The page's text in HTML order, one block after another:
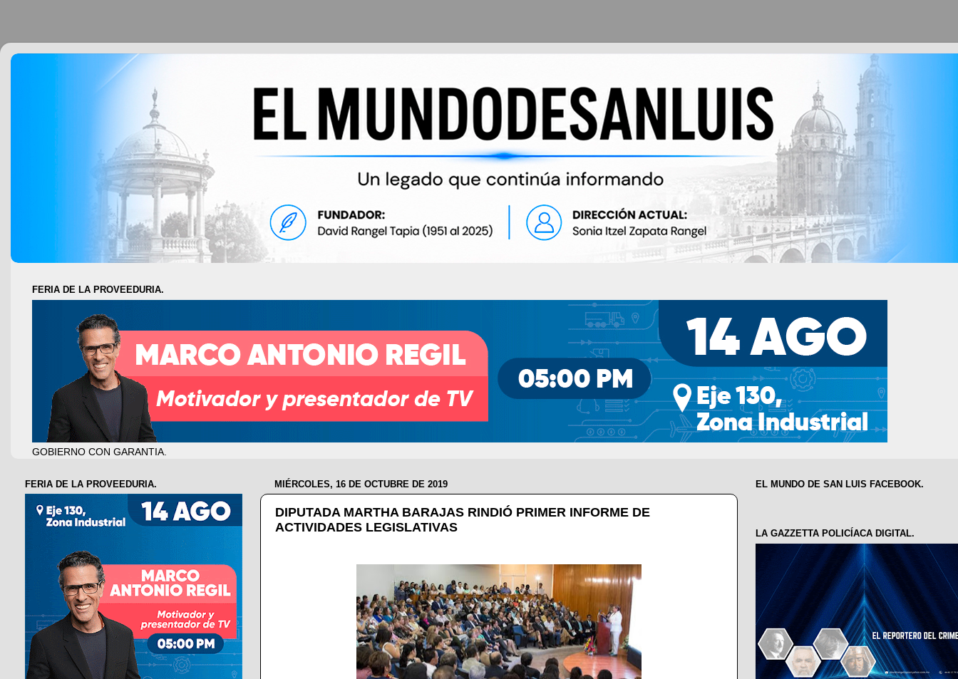
FERIA DE LA PROVEEDURIA.
GOBIERNO CON GARANTIA.
MIÉRCOLES, 16 DE OCTUBRE DE 2019
DIPUTADA MARTHA BARAJAS RINDIÓ PRIMER INFORME DE
ACTIVIDADES LEGISLATIVAS
FERIA DE LA PROVEEDURIA. EL MUNDO DE SAN LUIS FACEBOOK.
LA GAZZETTA POLICÍACA DIGITAL.